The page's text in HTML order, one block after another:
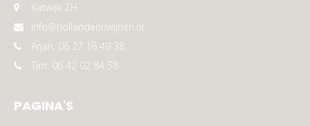
Katwijk ZH
info@hollanderinwijnen.nl
Arjan: 06 27 16 49 38
Tim: 06 42 02 84 58
PAGINA'S